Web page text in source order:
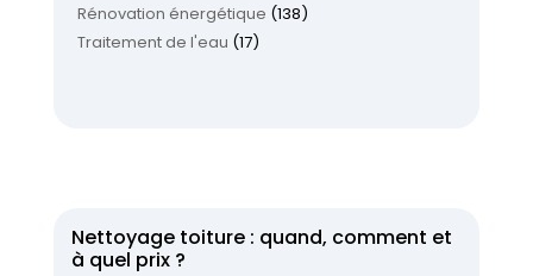
Rénovation énergétique (138)
Traitement de l'eau (17)
Nettoyage toiture : quand, comment et
à quel prix ?